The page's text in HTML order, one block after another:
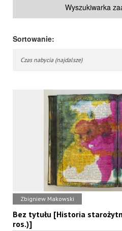
Wyszukiwarka
Sortowanie:
Czas nabycia (najdalsze)
Zbigniew Makowski
Bez tytułu [Historia
ros.)]